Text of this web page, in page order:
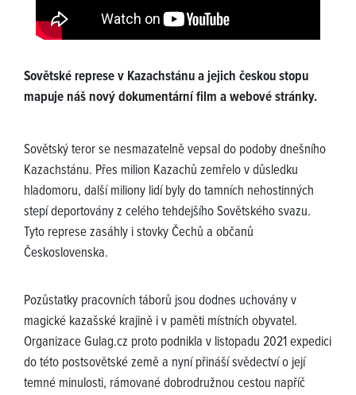
Sovětské represe v Kazachstánu a jejich českou stopu
mapuje náš nový dokumentární film a webové stránky.
Sovětský teror se nesmazatelně vepsal do podoby dnešního
Kazachstánu. Přes milion Kazachů zemřelo v důsledku
hladomoru, další miliony lidí byly do tamních nehostinných
stepí deportovány z celého tehdejšího Sovětského svazu.
Tyto represe zasáhly i stovky Čechů a občanů
Československa.
Pozůstatky pracovních táborů jsou dodnes uchovány v
magické kazašské krajině i v paměti místních obyvatel.
Organizace Gulag.cz proto podnikla v listopadu 2021 expedici
do této postsovětské země a nyní přináší svědectví o její
temné minulosti, rámované dobrodružnou cestou napříč